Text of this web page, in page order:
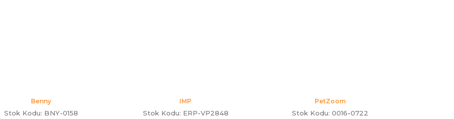
Benny
Stok Kodu: BNY-0158
IMP
Stok Kodu: ERP-VP2848
PetZoom
Stok Kodu: 0016-0722